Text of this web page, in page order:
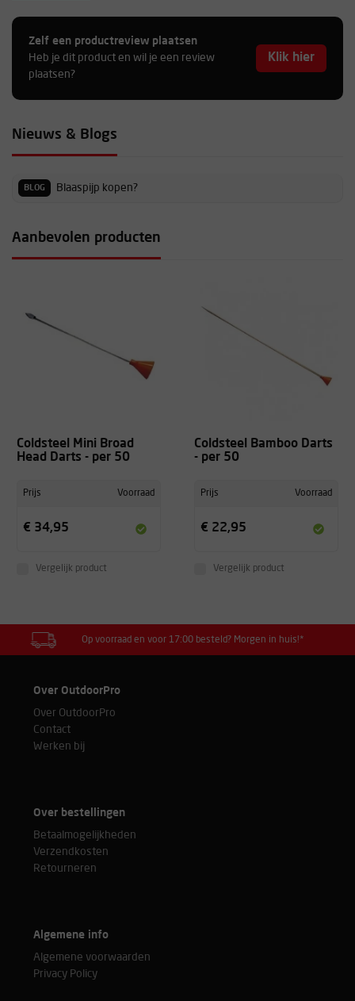
Zelf een productreview plaatsen
Heb je dit product en wil je een review
plaatsen?
Klik hier
Nieuws & Blogs
BLOG Blaaspijp kopen?
Aanbevolen producten
Coldsteel Mini Broad
Head Darts - per 50
Prijs Voorraad
€ 34,95
Vergelijk product
Coldsteel Bamboo Darts
- per 50
Prijs Voorraad
€ 22,95
Vergelijk product
Op voorraad en voor 17:00 besteld? Morgen in huis!*
Over OutdoorPro
Over OutdoorPro
Contact
Werken bij
Over bestellingen
Betaalmogelijkheden
Verzendkosten
Retourneren
Algemene info
Algemene voorwaarden
Privacy Policy